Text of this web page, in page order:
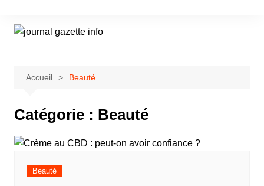
contenu
Accueil Beauté
Catégorie : Beauté
Beauté